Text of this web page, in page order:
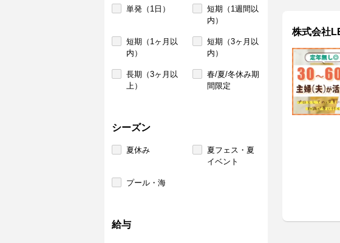
単発（1日）
短期（1週間以
内）
短期（1ヶ月以
内）
短期（3ヶ月以
内）
長期（3ヶ月以
上）
春/夏/冬休み期
間限定
シーズン
夏休み
夏フェス・夏
イベント
プール・海
給与
株式会社